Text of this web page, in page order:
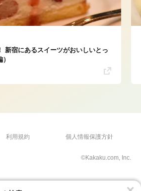
新宿にあるスイーツがおいしいとっ
利用規約 個人情報保護方針
©Kakaku.com, Inc.